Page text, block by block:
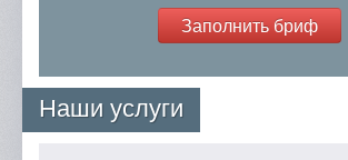
Заполнить бриф
Наши услуги